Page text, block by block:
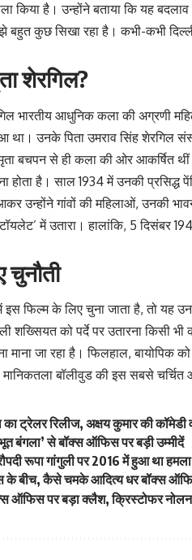
किया है। उन्होंने बताया कि यह
बहुत कुछ सिखा रहा है। कभी-कभी
शेरगिल?
भारतीय आधुनिक कला की अग्रणी
था। उनके पिता उमराव सिंह शेरगिल
बचपन से ही कला की ओर आकर्षित
होता है। साल 1934 में उनकी प्रसिद्ध
उन्होंने गांवों की महिलाओं, उनकी
में उतारा। हालांकि, 5 दिसंबर
चुनौती
इस फिल्म के लिए चुना जाता है, तो यह
शख्सियत को पर्दे पर उतारना किसी
माना जा रहा है। फिलहाल, बायोपिक
मानिकतला बॉलीवुड की इस सबसे
ट्रेलर रिलीज, अक्षय कुमार की कॉमेडी
बंगला’ से बॉक्स ऑफिस पर बड़ी उम्मीदें
रूपा गांगुली पर 2016 में हुआ था
के बीच, कैसे चमके आदित्य धर बॉक्स
ऑफिस पर बड़ा क्लैश, क्रिस्टोफर